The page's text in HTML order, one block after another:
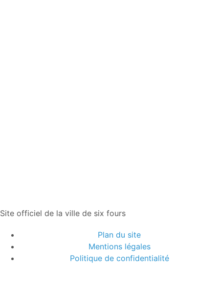
Site officiel de la ville de six fours
Plan du site
Mentions légales
Politique de confidentialité